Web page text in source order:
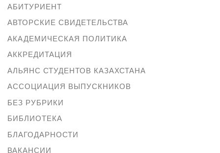
АБИТУРИЕНТ
АВТОРСКИЕ СВИДЕТЕЛЬСТВА
АКАДЕМИЧЕСКАЯ ПОЛИТИКА
АККРЕДИТАЦИЯ
АЛЬЯНС СТУДЕНТОВ КАЗАХСТАНА
АССОЦИАЦИЯ ВЫПУСКНИКОВ
БЕЗ РУБРИКИ
БИБЛИОТЕКА
БЛАГОДАРНОСТИ
ВАКАНСИИ